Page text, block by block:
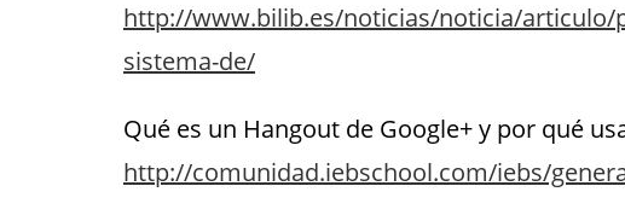
http://www.bilib.es/noticias/noticia/articulo/
sistema-de/
Qué es un Hangout de Google+ y por qué
http://comunidad.iebschool.com/iebs/